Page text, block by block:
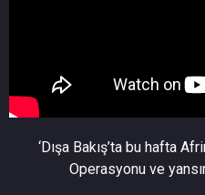
‘Dışa Bakış’ta bu hafta
Operasyonu ve